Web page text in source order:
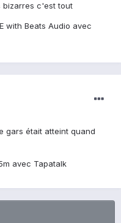
bizarres c'est tout
with Beats Audio avec
gars était atteint quand
avec Tapatalk